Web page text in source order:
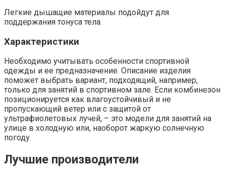
Легкие дышащие материалы подойдут для
поддержания тонуса тела.
Характеристики
Необходимо учитывать особенности спортивной
одежды и ее предназначение. Описание изделия
поможет выбрать вариант, подходящий, например,
только для занятий в спортивном зале. Если комбинезон
позиционируется как влагоустойчивый и не
пропускающий ветер или с защитой от
ультрафиолетовых лучей, – это модели для занятий на
улице в холодную или, наоборот жаркую солнечную
погоду.
Лучшие производители